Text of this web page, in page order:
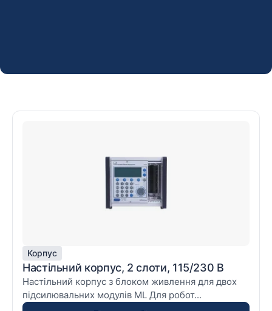
Корпус
Настільний корпус, 2 слоти, 115/230 В
Настільний корпус з блоком живлення для двох
підсилювальних модулів ML Для робот...